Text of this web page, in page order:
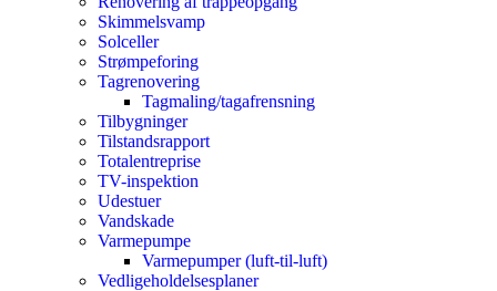
Skimmelsvamp
Solceller
Strømpeforing
Tagrenovering
Tagmaling/tagafrensning
Tilbygninger
Tilstandsrapport
Totalentreprise
TV-inspektion
Udestuer
Vandskade
Varmepumpe
Varmepumper (luft-til-luft)
Vedligeholdelsesplaner